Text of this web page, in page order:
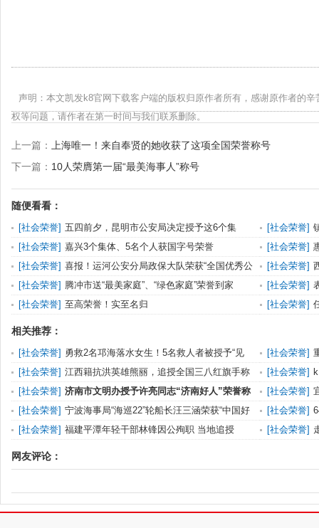
声明：本文凯发k8官网下载客户端的版权归原作者所有，感谢原作者的
权等问题，请作者在第一时间与我们联系删除。
上一篇： 上海唯一！来自奉贤的她收获了这项全国荣誉称号
下一篇： 10人荣膺第一届“最美海事人”称号
随便看看：
[社会荣誉] 五四前夕，昆明市公安局决定授予这6个集
体、53名个人荣誉称号
[社会荣誉]
[社会荣誉] 嘉兴3个集体、5名个人获国字号荣誉 [社会荣誉]
社区”荣誉称号
[社会荣誉] 喜报！运河公安分局政保大队荣获“全国优秀公
安基层单位”称号
[社会荣誉]
[社会荣誉] 腾冲市送“最美家庭”、“绿色家庭”荣誉到家 [社会荣誉]
进称号
[社会荣誉] 至高荣誉！实至名归 [社会荣誉]
相关推荐：
[社会荣誉] 勇救2名邛海落水女生！5名救人者被授予“见
义勇为公民”称号，
[社会荣誉]
士”称号
[社会荣誉] 江西籍抗洪英雄熊丽，追授全国三八红旗手称
号！
[社会荣誉]
号”的荣誉
[社会荣誉] 济南市文明办授予许亮同志“济南好人”荣誉称
号
[社会荣誉]
授“见义勇为
[社会荣誉] 宁波海事局“海巡22”轮船长汪三涵荣获“中国好
人”称号
[社会荣誉]
民”荣誉称号
[社会荣誉] 福建平潭年轻干部林锋因公殉职 当地追授
[社会荣誉]
网友评论：